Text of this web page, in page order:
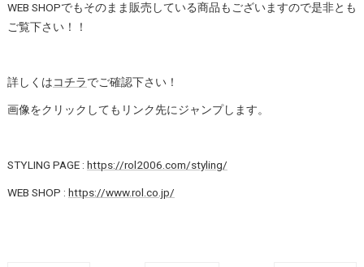
WEB SHOPでもそのまま販売している商品もございますので是非とも
ご覧下さい！！
詳しくはコチラでご確認下さい！
画像をクリックしてもリンク先にジャンプします。
STYLING PAGE : https://rol2006.com/styling/
WEB SHOP : https://www.rol.co.jp/